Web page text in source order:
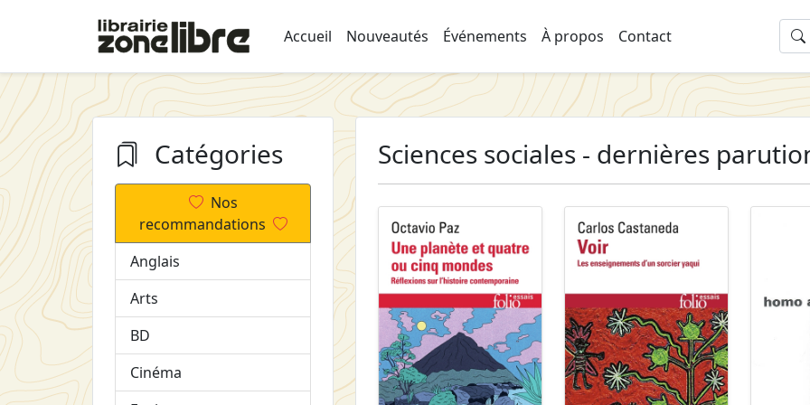
Accueil Nouveautés Événements À propos Contact
Catégories
Nos
recommandations
Anglais
Arts
BD
Cinéma
Sciences sociales - dernières